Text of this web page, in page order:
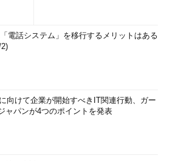
電話システム」を移行するメリットはある
向けて企業が開始すべきIT関連行動、ガー
ャパンが4つのポイントを発表